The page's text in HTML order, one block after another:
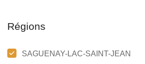
Régions
SAGUENAY-LAC-SAINT-JEAN